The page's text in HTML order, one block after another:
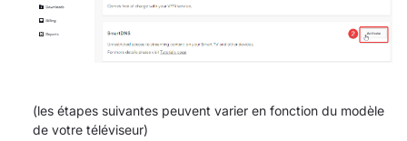
(les étapes suivantes peuvent varier en fonction du modèle
de votre téléviseur)